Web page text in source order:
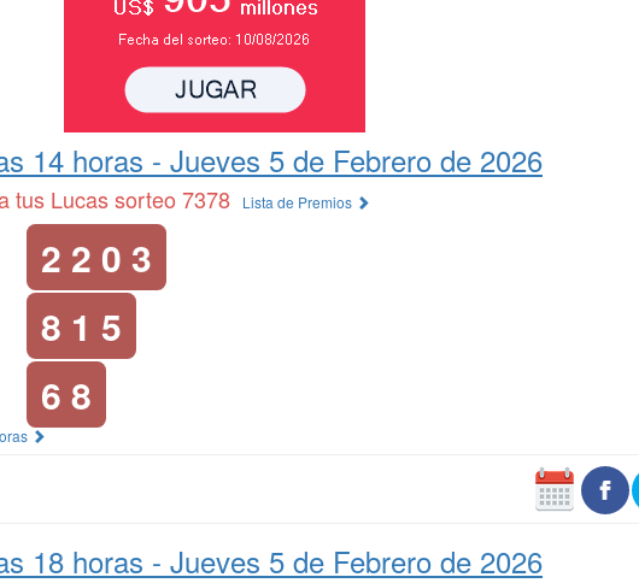
14 horas - Jueves 5 de Febrero de 2026
tus Lucas sorteo 7378 Lista de Premios
2 2 0 3
8 1 5
6 8
18 horas - Jueves 5 de Febrero de 2026